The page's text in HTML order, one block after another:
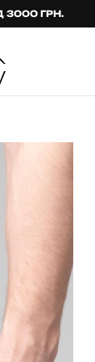
жіночий
рукавиці
шкарпетки
КОМПЛЕКТИ
І СОРОЧКИ